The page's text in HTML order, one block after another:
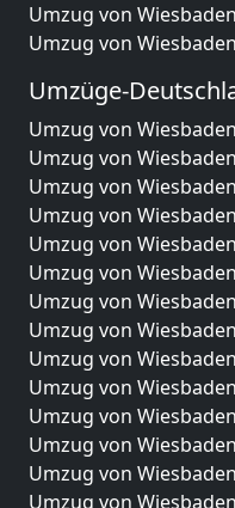
Umzug von
Umzug von
Umzüge-
Umzug von
Umzug von
Umzug von
Umzug von
Umzug von
Umzug von
Umzug von
Umzug von
Umzug von
Umzug von
Umzug von
Umzug von
Umzug von
Umzug von